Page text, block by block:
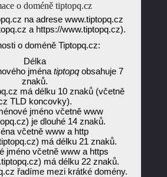
o doméně tiptopq.cz
na adrese www.tiptopq.cz
a https://www.tiptopq.cz).
o doméně Tiptopq.cz:
Délka
jména tiptopqobsahuje 7
znaků.
má délku 10 znaků (včetně
TLD koncovky).
jméno včetně www
je dlouhé 14 znaků.
včetně www a http
má délku 21 znaků.
jméno včetně www a https
má délku 22 znaků.
řadíme mezi krátké domény.